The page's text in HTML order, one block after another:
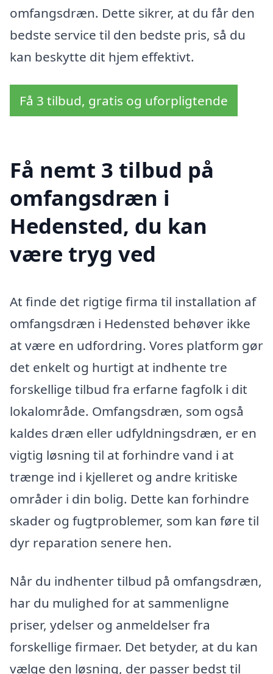
omfangsdræn. Dette sikrer, at du får den
bedste service til den bedste pris, så du
kan beskytte dit hjem effektivt.
Få 3 tilbud, gratis og uforpligtende
Få nemt 3 tilbud på
omfangsdræn i
Hedensted, du kan
være tryg ved
At finde det rigtige firma til installation af
omfangsdræn i Hedensted behøver ikke
at være en udfordring. Vores platform gør
det enkelt og hurtigt at indhente tre
forskellige tilbud fra erfarne fagfolk i dit
lokalområde. Omfangsdræn, som også
kaldes dræn eller udfyldningsdræn, er en
vigtig løsning til at forhindre vand i at
trænge ind i kjelleret og andre kritiske
områder i din bolig. Dette kan forhindre
skader og fugtproblemer, som kan føre til
dyr reparation senere hen.
Når du indhenter tilbud på omfangsdræn,
har du mulighed for at sammenligne
priser, ydelser og anmeldelser fra
forskellige firmaer. Det betyder, at du kan
vælge den løsning, der passer bedst til